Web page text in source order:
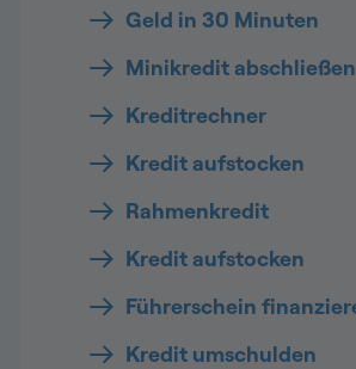
Geld in 30 Minuten
Minikredit abschließen
Kreditrechner
Kredit aufstocken
Rahmenkredit
Kredit aufstocken
Führerschein
Kredit umschulden